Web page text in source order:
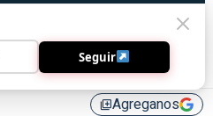
library_addAgreganos
Seguir